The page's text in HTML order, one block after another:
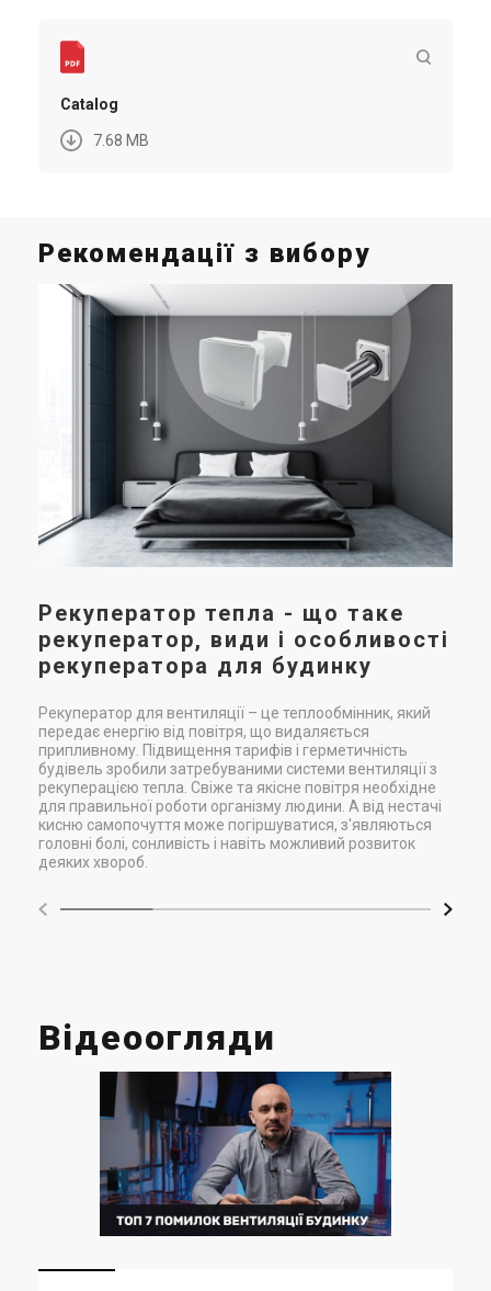
Catalog
7.68 MB
Рекомендації з вибору
Рекуператор тепла - що таке
рекуператор, види і особливості
рекуператора для будинку
Рекуператор для вентиляції – це теплообмінник, який
передає енергію від повітря, що видаляється
припливному. Підвищення тарифів і герметичність
будівель зробили затребуваними системи вентиляції з
рекуперацією тепла. Свіже та якісне повітря необхідне
для правильної роботи організму людини. А від нестачі
кисню самопочуття може погіршуватися, з'являються
головні болі, сонливість і навіть можливий розвиток
деяких хвороб.
Відеоогляди